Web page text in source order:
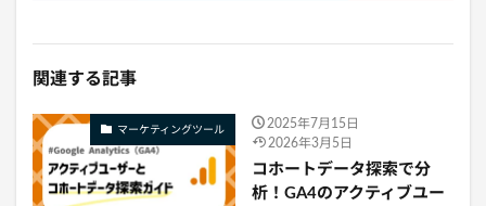
関連する記事
マーケティングツール
2025年7月15日
2026年3月5日
コホートデータ探索で分
析！GA4のアクティブユー